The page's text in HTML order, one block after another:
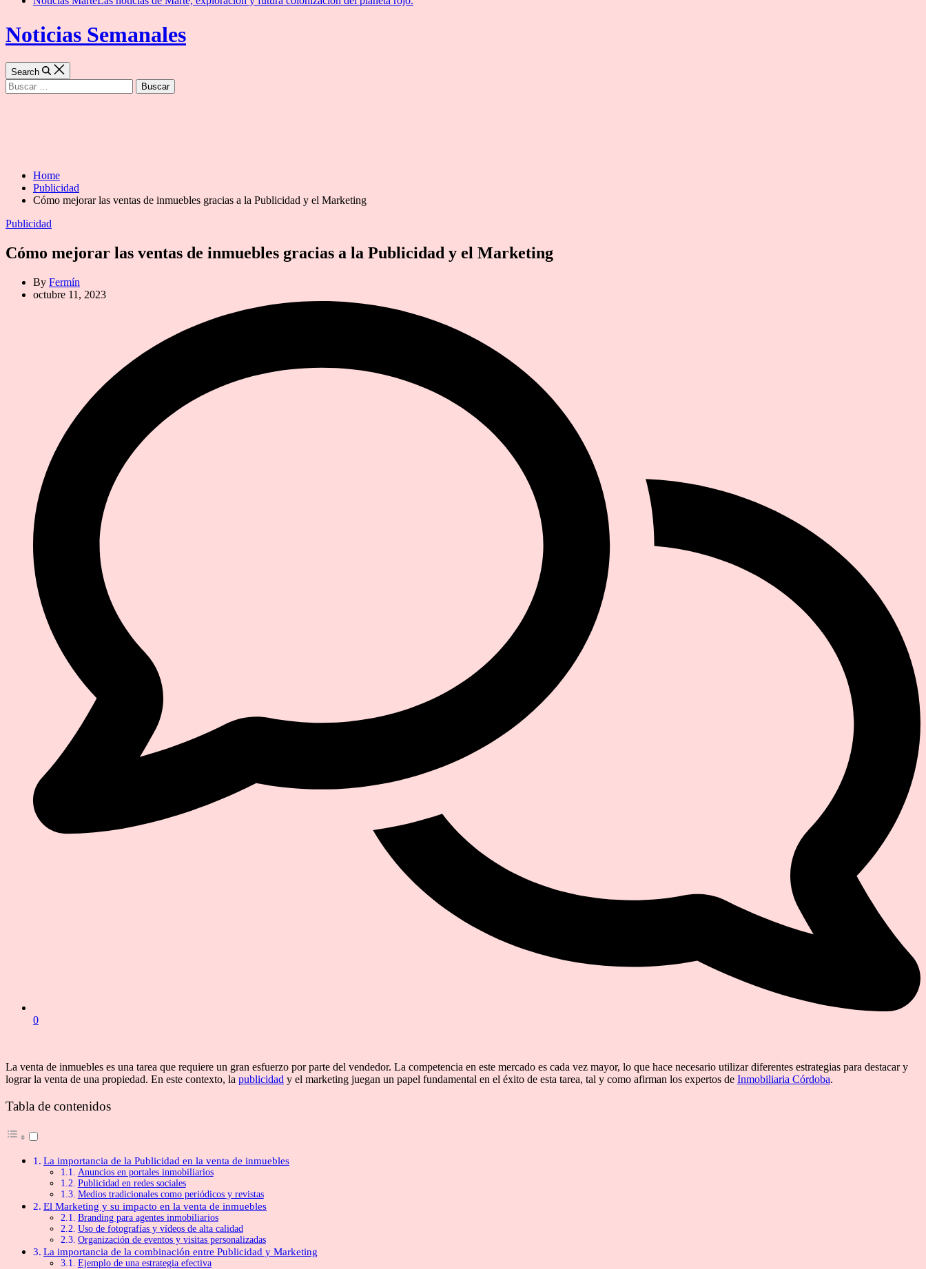
Noticias Semanales
Search
Buscar:
Home
Publicidad
Cómo mejorar las ventas de inmuebles gracias a la Publicidad y el Marketing
Categories
Publicidad
Cómo mejorar las ventas de inmuebles gracias a la Publicidad y el Marketing
By Fermín
octubre 11, 2023
0
La venta de inmuebles es una tarea que requiere un gran esfuerzo por parte del vendedor. La competencia en este mercado es cada vez mayor, lo que hace necesario utilizar diferentes estrategias para destacar y
lograr la venta de una propiedad. En este contexto, la publicidad y el marketing juegan un papel fundamental en el éxito de esta tarea, tal y como afirman los expertos de Inmobiliaria Córdoba.
Tabla de contenidos
La importancia de la Publicidad en la venta de inmuebles
Anuncios en portales inmobiliarios
Publicidad en redes sociales
Medios tradicionales como periódicos y revistas
El Marketing y su impacto en la venta de inmuebles
Branding para agentes inmobiliarios
Uso de fotografías y vídeos de alta calidad
Organización de eventos y visitas personalizadas
La importancia de la combinación entre Publicidad y Marketing
Ejemplo de una estrategia efectiva